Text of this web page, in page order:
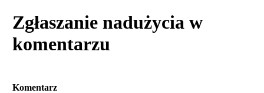
Zgłaszanie nadużycia w
komentarzu
Komentarz